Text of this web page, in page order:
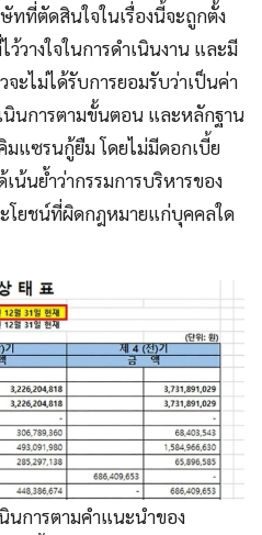
ทที่ตัดสินใจในเรื่องนี้จะถูกตั้ง
วางใจในการดำเนินงาน และมี
จะไม่ได้รับการยอมรับว่าเป็นค่า
นินการตามขั้นตอน และหลักฐาน
มแซรนกู้ยืม โดยไม่มีดอกเบี้ย
นย้ำว่ากรรมการบริหารของ
โยชน์ที่ผิดกฎหมายแก่บุคคลใด
นการตามคำแนะนำของ